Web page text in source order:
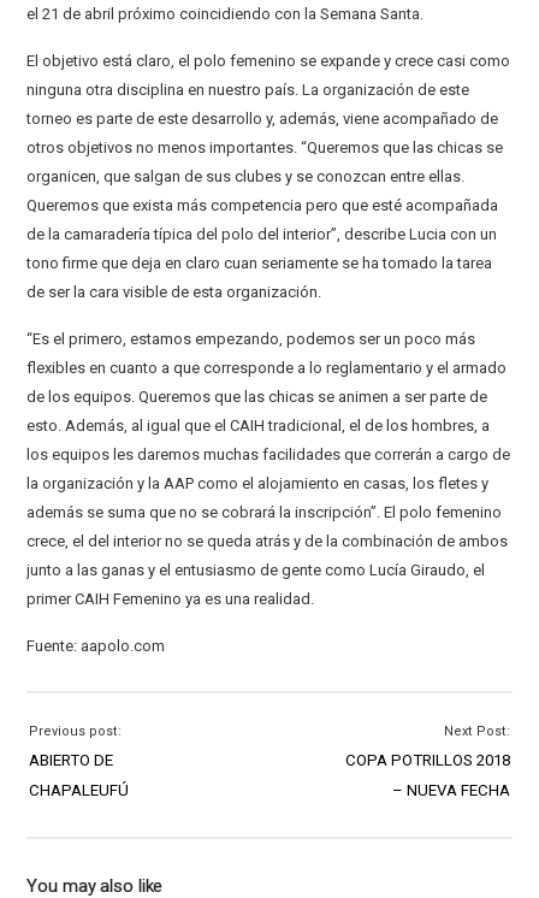
el 21 de abril próximo coincidiendo con la Semana Santa.
El objetivo está claro, el polo femenino se expande y crece casi como
ninguna otra disciplina en nuestro país. La organización de este
torneo es parte de este desarrollo y, además, viene acompañado de
otros objetivos no menos importantes. “Queremos que las chicas se
organicen, que salgan de sus clubes y se conozcan entre ellas.
Queremos que exista más competencia pero que esté acompañada
de la camaradería típica del polo del interior”, describe Lucia con un
tono firme que deja en claro cuan seriamente se ha tomado la tarea
de ser la cara visible de esta organización.
“Es el primero, estamos empezando, podemos ser un poco más
flexibles en cuanto a que corresponde a lo reglamentario y el armado
de los equipos. Queremos que las chicas se animen a ser parte de
esto. Además, al igual que el CAIH tradicional, el de los hombres, a
los equipos les daremos muchas facilidades que correrán a cargo de
la organización y la AAP como el alojamiento en casas, los fletes y
además se suma que no se cobrará la inscripción”. El polo femenino
crece, el del interior no se queda atrás y de la combinación de ambos
junto a las ganas y el entusiasmo de gente como Lucía Giraudo, el
primer CAIH Femenino ya es una realidad.
Fuente: aapolo.com
Previous post:
ABIERTO DE
CHAPALEUFÚ
Next Post:
COPA POTRILLOS 2018
– NUEVA FECHA
You may also like